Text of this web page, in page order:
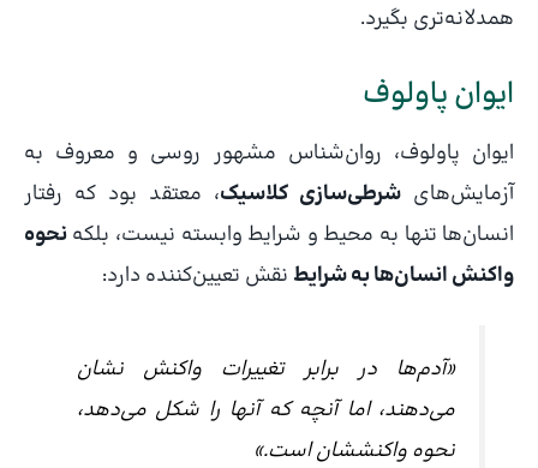
همدلانه‌تری بگیرد.
ایوان پاولوف
ایوان پاولوف، روان‌شناس مشهور روسی و معروف به
آزمایش‌های شرطی‌سازی کلاسیک، معتقد بود که رفتار
انسان‌ها تنها به محیط و شرایط وابسته نیست، بلکهنحوه
واکنش انسان‌ها به شرایط نقش تعیین‌کننده دارد:
«آدم‌ها در برابر تغییرات واکنش نشان
می‌دهند، اما آنچه که آنها را شکل می‌دهد،
نحوه‌ واکنششان است.»